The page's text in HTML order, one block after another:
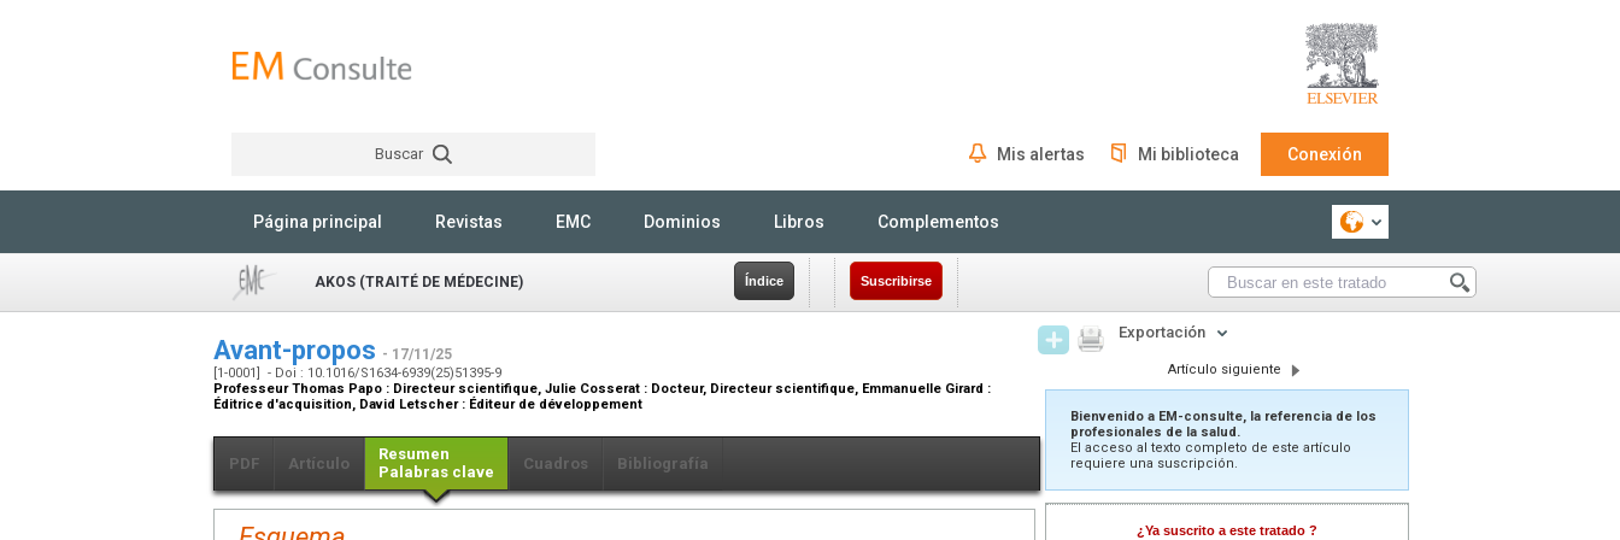
Buscar Mis alertas Mi biblioteca Conexión
Página principal Revistas EMC Dominios Libros Complementos
AKOS (TRAITÉ DE MÉDECINE) Índice Suscribirse
Avant-propos - 17/11/25
[1-0001] - Doi : 10.1016/S1634-6939(25)51395-9
Professeur Thomas Papo : Directeur scientifique, Julie Cosserat : Docteur, Directeur scientifique, Emmanuelle Girard :
Éditrice d'acquisition, David Letscher : Éditeur de développement
PDF Artículo
Resumen
Palabras clave
Cuadros Bibliografía
Exportación
Artículo siguiente
Bienvenido a EM-consulte, la referencia de los
profesionales de la salud.
El acceso al texto completo de este artículo
requiere una suscripción.
¿Ya suscrito a este tratado ?